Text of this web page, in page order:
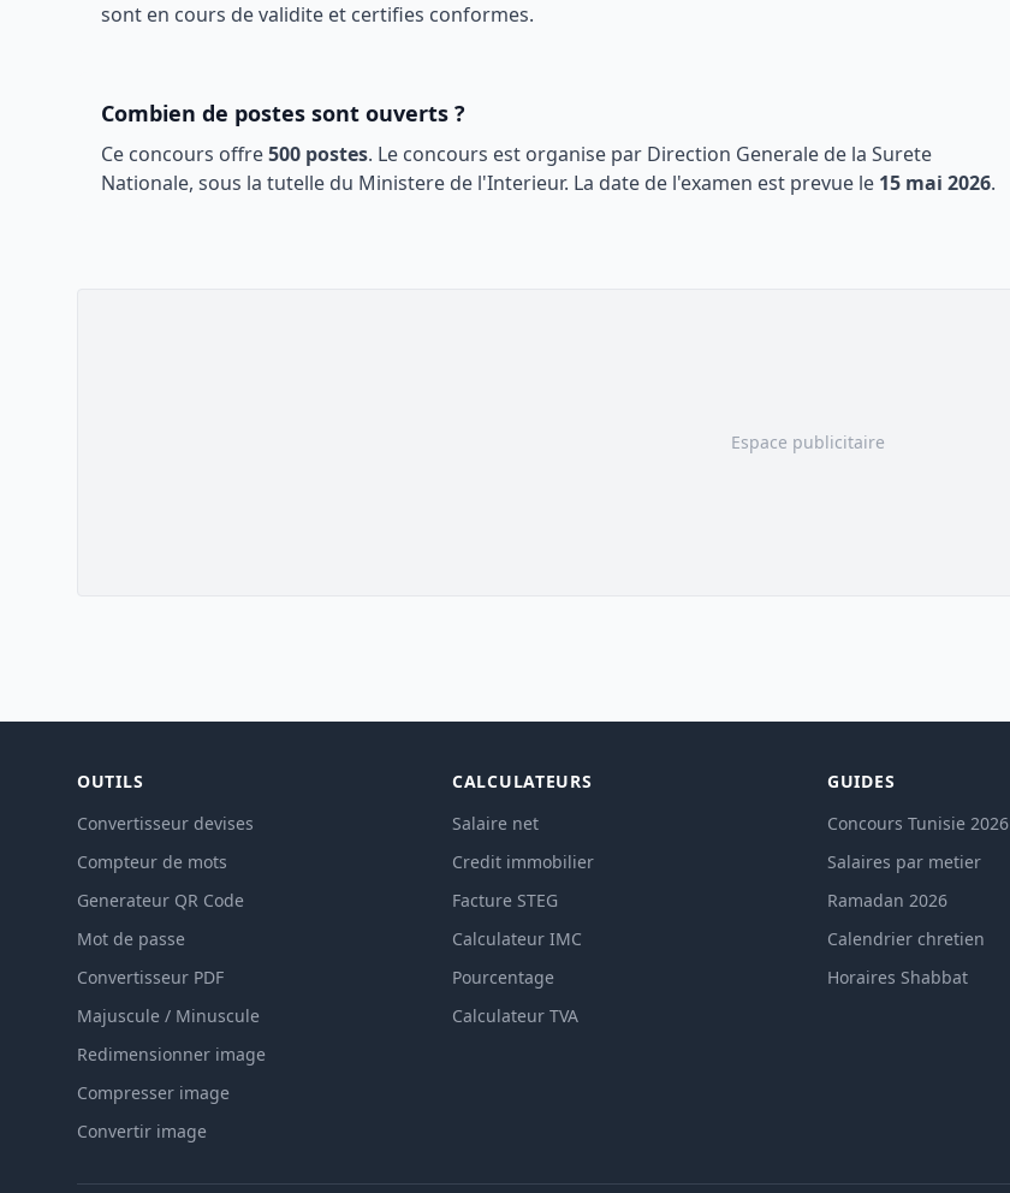
sont en cours de validite et certifies conformes.
Combien de postes sont ouverts ?
Ce concours offre500 postes. Le concours est organise par Direction Generale de la Surete
Nationale, sous la tutelle du Ministere de l'Interieur. La date de l'examen est prevue le 15 mai 2026.
Espace publicitaire
OUTILS
Convertisseur devises
Compteur de mots
Generateur QR Code
Mot de passe
Convertisseur PDF
Majuscule / Minuscule
Redimensionner image
Compresser image
Convertir image
CALCULATEURS
Salaire net
Credit immobilier
Facture STEG
Calculateur IMC
Pourcentage
Calculateur TVA
GUIDES
Concours Tunisie 2026
Salaires par metier
Ramadan 2026
Calendrier chretien
Horaires Shabbat